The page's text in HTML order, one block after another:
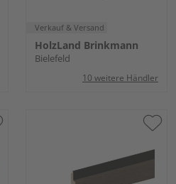
Verkauf & Versand
HolzLand Brinkmann
Bielefeld
10 weitere Händler